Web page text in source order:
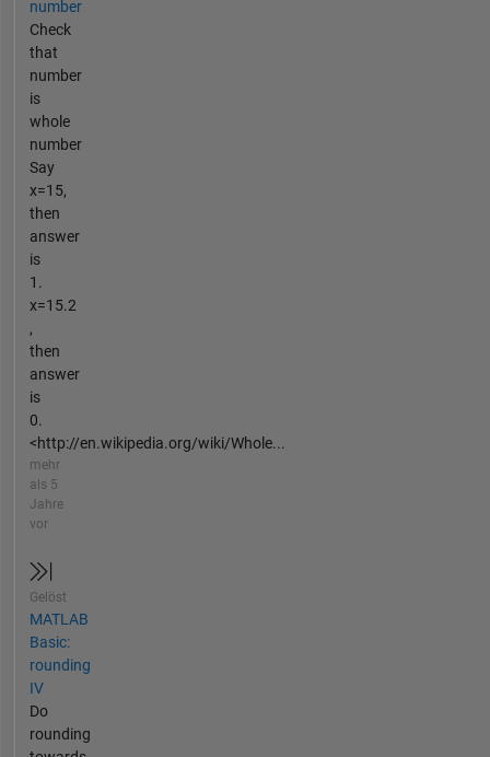
number
Check
that
number
is
whole
number
Say
x=15,
then
answer
is
1.
x=15.2
,
then
answer
is
0.
<http://en.wikipedia.org/wiki/Whole...
mehr
als 5
Jahre
vor
Gelöst
MATLAB
Basic:
rounding
IV
Do
rounding